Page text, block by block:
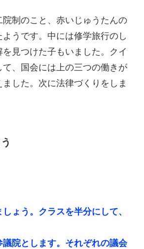
制のこと、赤いじゅうたんの
うです。中には修学旅行のし
見つけた子もいました。クイ
て、国会には上の三つの働きが
した。次に法律づくりをしま
ょう。クラスを半分にして、
議院とします。それぞれの議会